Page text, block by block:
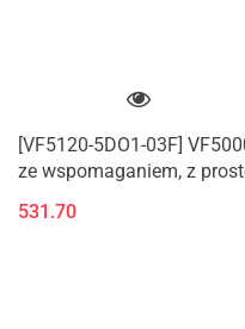
[VF5120-5DO1-03F]
ze wspomaganiem, z
531.70